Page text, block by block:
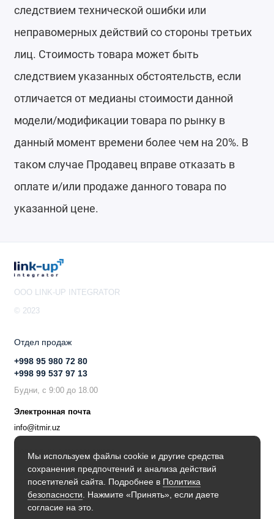
следствием технической ошибки или
неправомерных действий со стороны третьих
лиц. Стоимость товара может быть
следствием указанных обстоятельств, если
отличается от медианы стоимости данной
модели/модификации товара по рынку в
данный момент времени более чем на 20%. В
таком случае Продавец вправе отказать в
оплате и/или продаже данного товара по
указанной цене.
Мы используем файлы cookie и другие средства
сохранения предпочтений и анализа действий
посетителей сайта. Подробнее в Политика
безопасности . Нажмите «Принять», если даете
согласие на это.
OOO LINK-UP INTEGRATOR
© 2023
Отдел продаж
+998 95 980 72 80
+998 99 537 97 13
Будни, с 9:00 до 18.00
Электронная почта
info@itmir.uz
Поддержка в мессенджере
Будьте в курсе наших новостей!